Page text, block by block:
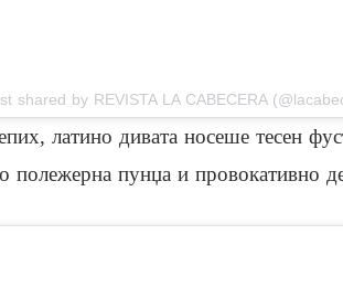
shared by REVISTA LA CABECERA
латино дивата носеше тесен
полежерна пунџа и провокативно